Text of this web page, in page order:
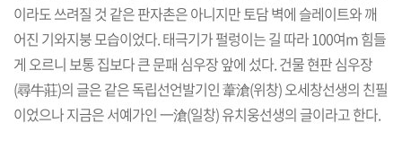
이라도 쓰려질 것 같은 판자촌은 아니지만 토담 벽에 슬레이트와 깨
어진 기와지붕 모습이었다. 태극기가 펄렁이는 길 따라 100여m 힘들
게 오르니 보통 집보다 큰 문패 심우장 앞에 섰다. 건물 현판 심우장
(尋牛莊)의 글은 같은 독립선언발기인 葦滄(위창) 오세창선생의 친필
이었으나 지금은 서예가인 一滄(일창) 유치웅선생의 글이라고 한다.